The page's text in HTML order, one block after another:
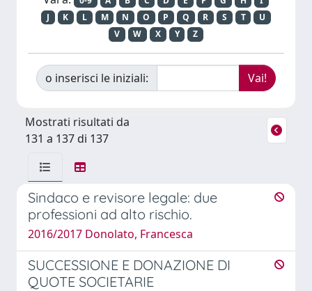
J
K L M N O P Q R S T
U
V
W X Y Z
o inserisci le iniziali:
Mostrati risultati da
131 a 137 di 137
Sindaco e revisore legale: due
professioni ad alto rischio.
2016/2017 Donolato, Francesca
SUCCESSIONE E DONAZIONE DI
QUOTE SOCIETARIE